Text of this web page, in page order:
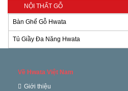
NỘI THẤT GỖ
Bàn Ghế Gỗ Hwata
Tủ Giầy Đa Năng Hwata
Về Hwata Việt Nam
Giới thiệu